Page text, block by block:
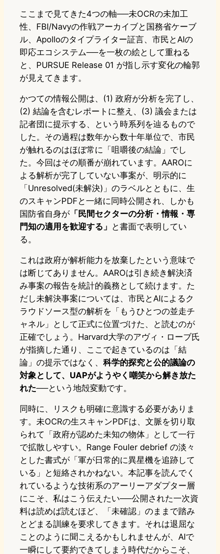
ここまで見てきた4つの軸──未OCRの未加工
性、FBI/Navyの作戦アーカイブと国務省ケーブ
ル、Apolloのタイプライター証言、市民とAIの
即応エコシステム──を一枚の絵として重ねる
と、PURSUE Release 01 が指し示す変化の輪郭
が見えてきます。
かつての情報公開は、(1) 政府が分析を完了し、
(2) 結論を含むレポートに整え、(3) 議会または
記者団に提示する、という時系列を辿るもので
した。その過程は数年から数十年単位で、市民
が触れるのはほぼ常に「咀嚼後の結論」でし
た。今回はその順番が崩れています。AAROに
よる解析が完了していない事案が、明示的に
「Unresolved(未解決)」のラベルとともに、生
のスキャンPDFと一緒に同時公開され、しかも
国防省自身が 「民間セクターの分析・情報・専
門知の適用を歓迎する」 と書面で表明してい
る。
これは政府が解析能力を放棄したという意味で
は断じてありません。AAROは引き続き解決済
み事案の報告を統計的義務として続けます。た
だし未解決事案については、市民とAIによるク
ラウドソース型の解析を「もうひとつの並走チ
ャネル」として正式に位置づけた、と読むのが
正確でしょう。Harvard大学のアヴィ・ローブ氏
が指摘した通り、ここで起きているのは「結
論」の提示ではなく、 科学的探究と公的議論の
対象として、UAPがようやく嘲笑から解き放た
れた──という地殻変動です。
同時に、リスクも明確に意識する必要がありま
す。未OCRの生スキャンPDFは、文脈を切り取
られて「政府が認めた未知の物体」として一行
で拡散しやすい。Range Fouler debrief の淡々
とした書式が「軍が日常的に異星機を追跡して
いる」と短絡されかねない。本記事を読んでく
れているような技術系のアーリーアダプター層
にこそ、私はこう伝えたい──公開された一次資
料は読めば読むほど、「未確認」のままで踏み
とどまる訓練を要求してきます。それは退屈な
ことのように聞こえるかもしれませんが、AIで
一瞬にして要約できてしまう時代だからこそ、